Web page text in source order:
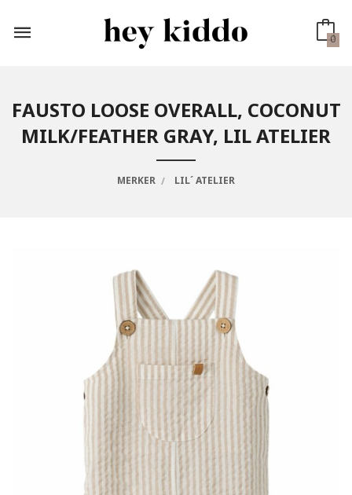
innholdet
0
FAUSTO LOOSE OVERALL, COCONUT
MILK/FEATHER GRAY, LIL ATELIER
MERKER LIL´ ATELIER